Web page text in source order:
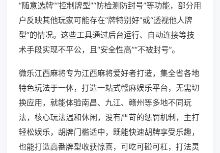
“随意选牌”“控制牌型”“防检测防封号”等功能，部分用
户反映其他玩家可能存在“牌特别好”或“透视他人牌
型”的情况。这些工具通过后台运行、自动连接等技
术手段实现不平公，且“安全性高”“不被封号”。
微乐江西麻将专为江西麻将爱好者打造，集全省各地
特色玩法于一体，打造一站式赣麻娱乐平台，无需切
换应用，就能体验南昌、九江、赣州等多地不同玩
法，核心玩法温和休闲，没有严苛的惩罚机制，主打
轻松娱乐，胡牌门槛适中，既能快速胡牌享受乐趣，
也能打造高番牌型收获惊喜，可吃可碰可杠，打法灵